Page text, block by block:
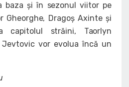
baza și în sezonul viitor pe
Gheorghe, Dragoș Axinte și
capitolul străini, Taorlyn
Jevtovic vor evolua încă un